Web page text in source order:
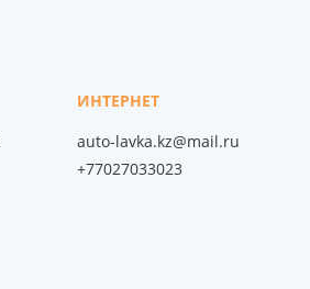
auto-lavka.kz@mail.ru
+77027033023